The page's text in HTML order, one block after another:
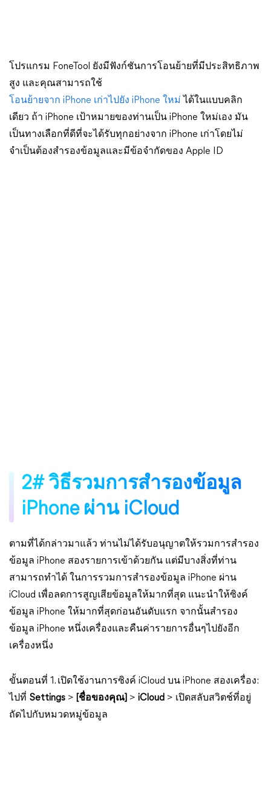
โปรแกรม FoneTool ยังมีฟังก์ชันการโอนย้ายที่มีประสิทธิภาพ
สูง และคุณสามารถใช้
โอนย้ายจาก iPhone เก่าไปยัง iPhone ใหม่
ได้ในแบบคลิก
เดียว ถ้า iPhone เป้าหมายของท่านเป็น iPhone ใหม่เอง มัน
เป็นทางเลือกที่ดีที่จะได้รับทุกอย่างจาก iPhone เก่าโดยไม่
จำเป็นต้องสำรองข้อมูลและมีข้อจำกัดของ Apple ID
2# วิธีรวมการสำรองข้อมูล
iPhone ผ่าน iCloud
ตามที่ได้กล่าวมาแล้ว ท่านไม่ได้รับอนุญาตให้รวมการสำรอง
ข้อมูล iPhone สองรายการเข้าด้วยกัน แต่มีบางสิ่งที่ท่าน
สามารถทำได้ ในการรวมการสำรองข้อมูล iPhone ผ่าน
iCloud เพื่อลดการสูญเสียข้อมูลให้มากที่สุด แนะนำให้ซิงค์
ข้อมูล iPhone ให้มากที่สุดก่อนอันดับแรก จากนั้นสำรอง
ข้อมูล iPhone หนึ่งเครื่องและคืนค่ารายการอื่นๆไปยังอีก
เครื่องหนึ่ง
ขั้นตอนที่ 1. เปิดใช้งานการซิงค์ iCloud บน iPhone สองเครื่อง:
ไปที่ Settings > [ชื่อของคุณ] > iCloud > เปิดสลับสวิตช์ที่อยู่
ถัดไปกับหมวดหมู่ข้อมูล